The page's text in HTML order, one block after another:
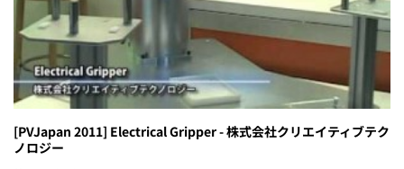
[PVJapan 2011] Electrical Gripper - 株式会社クリエイティブテク
ノロジー